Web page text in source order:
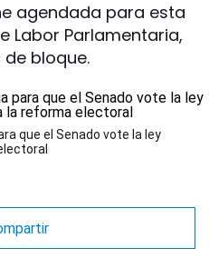
agendada para esta
Labor Parlamentaria,
bloque.
que el Senado vote la ley